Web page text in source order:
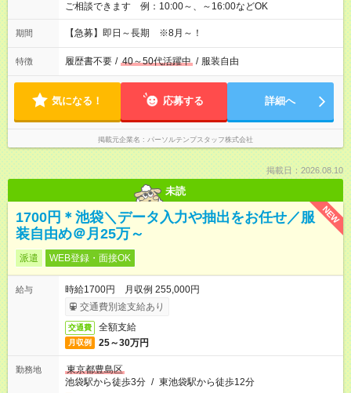
ご相談できます 例：10:00～、～16:00などOK
期間 【急募】即日～長期 ※8月～！
特徴 履歴書不要 / 40～50代活躍中 / 服装自由
気になる！ 応募する 詳細へ
掲載元企業名 パーソルテンプスタッフ株式会社
掲載日：2026.08.10
未読
NEW
1700円＊池袋＼データ入力や抽出をお任せ／服
装自由め＠月25万～
派遣 WEB登録・面接OK
給与
時給1700円 月収例 255,000円
交通費別途支給あり
交通費 全額支給
月収例 25～30万円
勤務地
東京都豊島区
池袋駅から徒歩3分 / 東池袋駅から徒歩12分